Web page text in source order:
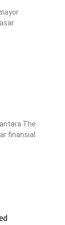
The
finansial